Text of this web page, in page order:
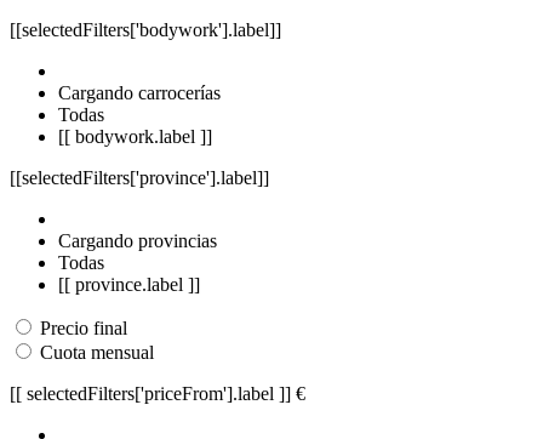
[[selectedFilters['bodywork'].label]]
Cargando carrocerías
Todas
[[ bodywork.label ]]
[[selectedFilters['province'].label]]
Cargando provincias
Todas
[[ province.label ]]
Precio final
Cuota mensual
[[ selectedFilters['priceFrom'].label ]] €